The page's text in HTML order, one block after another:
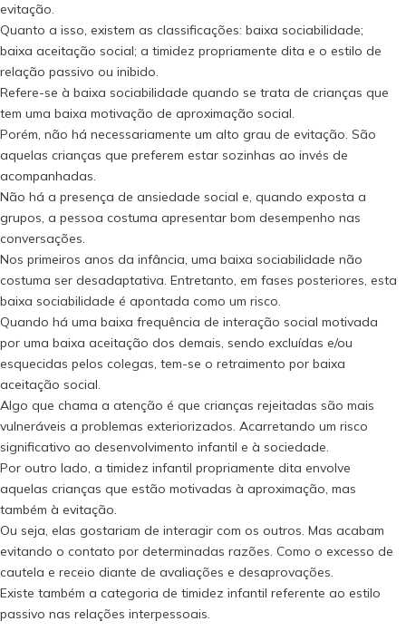
evitação.
Quanto a isso, existem as classificações: baixa sociabilidade;
baixa aceitação social; a timidez propriamente dita e o estilo de
relação passivo ou inibido.
Refere-se à baixa sociabilidade quando se trata de crianças que
tem uma baixa motivação de aproximação social.
Porém, não há necessariamente um alto grau de evitação. São
aquelas crianças que preferem estar sozinhas ao invés de
acompanhadas.
Não há a presença de ansiedade social e, quando exposta a
grupos, a pessoa costuma apresentar bom desempenho nas
conversações.
Nos primeiros anos da infância, uma baixa sociabilidade não
costuma ser desadaptativa. Entretanto, em fases posteriores, esta
baixa sociabilidade é apontada como um risco.
Quando há uma baixa frequência de interação social motivada
por uma baixa aceitação dos demais, sendo excluídas e/ou
esquecidas pelos colegas, tem-se o retraimento por baixa
aceitação social.
Algo que chama a atenção é que crianças rejeitadas são mais
vulneráveis a problemas exteriorizados. Acarretando um risco
significativo ao desenvolvimento infantil e à sociedade.
Por outro lado, a timidez infantil propriamente dita envolve
aquelas crianças que estão motivadas à aproximação, mas
também à evitação.
Ou seja, elas gostariam de interagir com os outros. Mas acabam
evitando o contato por determinadas razões. Como o excesso de
cautela e receio diante de avaliações e desaprovações.
Existe também a categoria de timidez infantil referente ao estilo
passivo nas relações interpessoais.